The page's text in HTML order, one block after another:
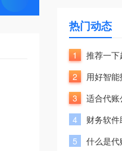
热门动态
1
推荐一
2
用好智
3
适合代
4
财务软
5
什么是代